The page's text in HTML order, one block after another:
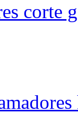
corte